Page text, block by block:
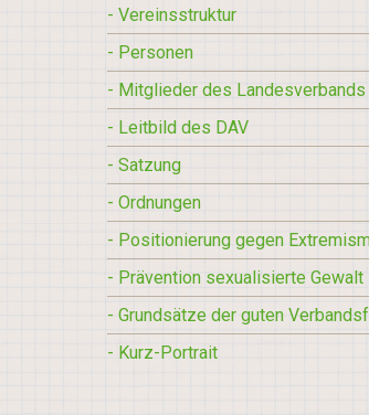
- Vereinsstruktur
- Personen
- Mitglieder des Landesverbands
- Leitbild des DAV
- Satzung
- Ordnungen
- Positionierung gegen
- Prävention sexualisierte Gewalt
- Grundsätze der guten
- Kurz-Portrait